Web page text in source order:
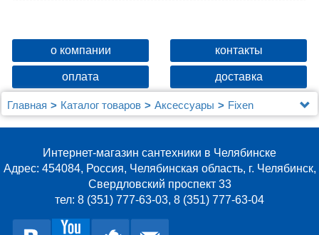
о компании контакты
оплата доставка
Главная Каталог товаров Аксессуары
Fixen
Полка Fixsen FX-710-1 угловая, хром
Интернет-магазин сантехники в Челябинске
Адрес: 454084, Россия, Челябинская область, г. Челябинск,
Свердловский проспект 33
тел: 8 (351) 777-63-03, 8 (351) 777-63-04